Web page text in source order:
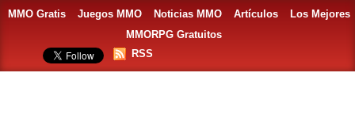
MMO Gratis Juegos MMO Noticias MMO Artículos
Los Mejores
MMORPG Gratuitos
RSS